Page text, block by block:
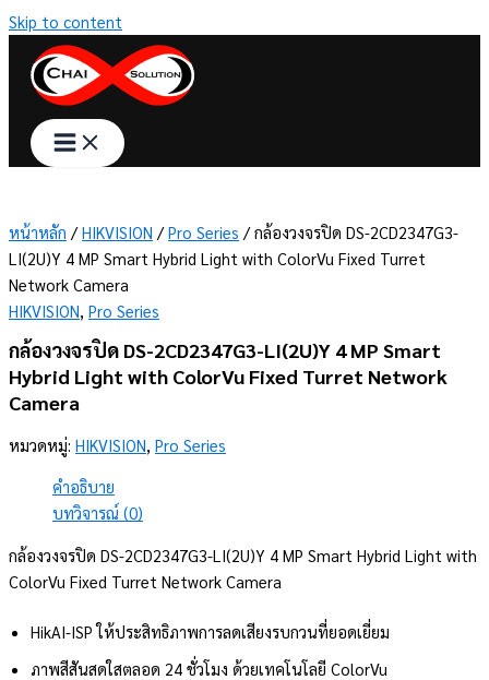
Skip to content
หน้าหลัก /HIKVISION /Pro Series / กล้องวงจรปิด DS-2CD2347G3-
LI(2U)Y 4 MP Smart Hybrid Light with ColorVu Fixed Turret
Network Camera
HIKVISION, Pro Series
กล้องวงจรปิด DS-2CD2347G3-LI(2U)Y 4 MP Smart
Hybrid Light with ColorVu Fixed Turret Network
Camera
หมวดหมู่: HIKVISION Pro Series
คำอธิบาย
บทวิจารณ์ (0)
กล้องวงจรปิด DS-2CD2347G3-LI(2U)Y 4 MP Smart Hybrid Light with
ColorVu Fixed Turret Network Camera
HikAI-ISP ให้ประสิทธิภาพการลดเสียงรบกวนที่ยอดเยี่ยม
ภาพสีสันสดใสตลอด 24 ชั่วโมง ด้วยเทคโนโลยี ColorVu